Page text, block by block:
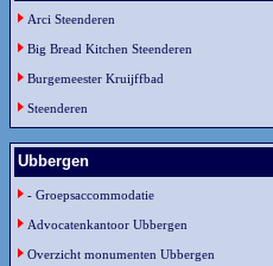
Arci Steenderen
Big Bread Kitchen Steenderen
Burgemeester Kruijffbad
Steenderen
Ubbergen
- Groepsaccommodatie
Advocatenkantoor Ubbergen
Overzicht monumenten Ubbergen